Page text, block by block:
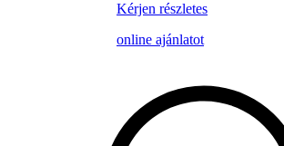
Kérjen részletes
online ajánlatot